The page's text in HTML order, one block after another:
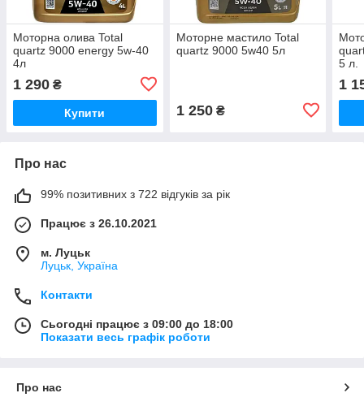
Моторна олива Total
quartz 9000 energy 5w-40
4л
1 290 ₴
Купити
Моторне мастило Total
quartz 9000 5w40 5л
1 250₴
5 л.
1
Про нас
99% позитивних з 722 відгуків за рік
Працює з 26.10.2021
м. Луцьк
Луцьк, Україна
Контакти
Сьогодні працює з 09:00 до 18:00
Показати весь графік роботи
Про нас